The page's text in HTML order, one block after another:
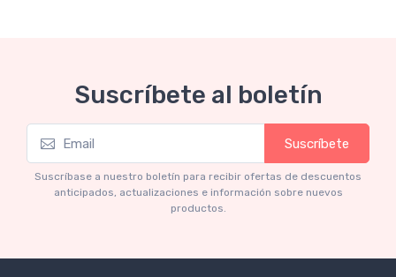
Ferrari 166 MM Abarth Metallic Silver Press
Version 1953 scala 1/18
Suscríbete al boletín
Suscríbete
Suscríbase a nuestro boletín para recibir ofertas de descuentos
anticipados, actualizaciones e información sobre nuevos
productos.